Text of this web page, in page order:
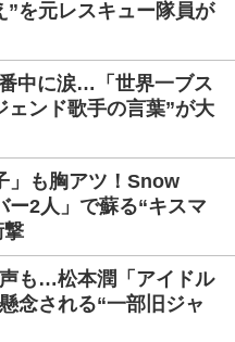
”を元レスキュー隊員が
中に涙…「世界一ブス
ェンド歌手の言葉”が大
」も胸アツ！Snow
ー2人」で蘇る“キスマ
撃
声も…松本潤「アイドル
念される“一部旧ジャ